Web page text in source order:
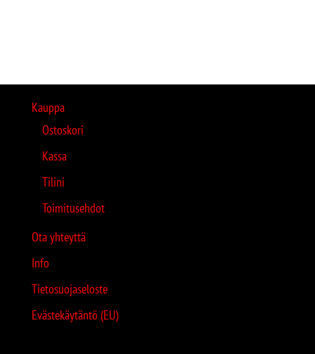
Kauppa
Ostoskori
Kassa
Tilini
Toimitusehdot
Ota yhteyttä
Info
Tietosuojaseloste
Evästekäytäntö (EU)